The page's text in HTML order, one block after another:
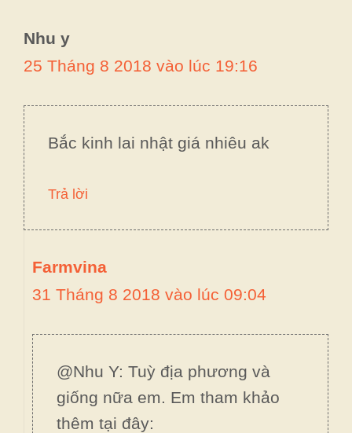
Nhu y
25 Tháng 8 2018 vào lúc 19:16
Bắc kinh lai nhật giá nhiêu ak
Trả lời
Farmvina
31 Tháng 8 2018 vào lúc 09:04
@Nhu Y: Tuỳ địa phương và
giống nữa em. Em tham khảo
thêm tại đây: